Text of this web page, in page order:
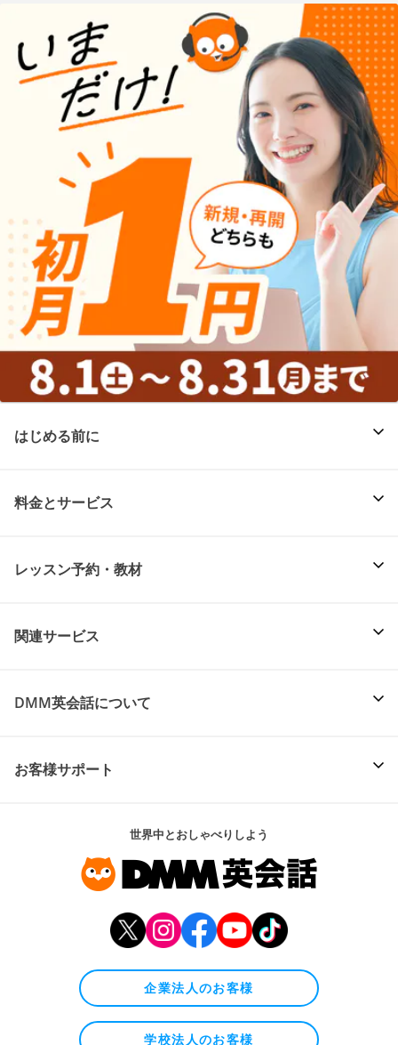
はじめる前に
料金とサービス
レッスン予約・教材
関連サービス
DMM英会話について
お客様サポート
世界中とおしゃべりしよう
企業法人のお客様
学校法人のお客様